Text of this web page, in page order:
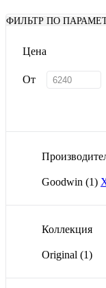
ФИЛЬТР ПО
Цена
От
Goodwin (1)
Коллекция
Original (1)